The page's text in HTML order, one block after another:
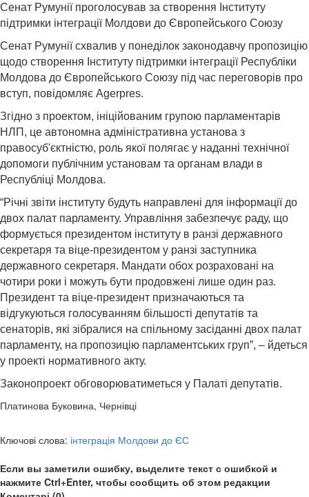
Сенат Румунії проголосував за створення Інституту
підтримки інтеграції Молдови до Європейського Союзу
Сенат Румунії схвалив у понеділок законодавчу пропозицію
щодо створення Інституту підтримки інтеграції Республіки
Молдова до Європейського Союзу під час переговорів про
вступ, повідомляє Agerpres.
Згідно з проектом, ініційованим групою парламентарів
НЛП, це автономна адміністративна установа з
правосуб'єктністю, роль якої полягає у наданні технічної
допомоги публічним установам та органам влади в
Республіці Молдова.
“Річні звіти інституту будуть направлені для інформації до
двох палат парламенту. Управління забезпечує раду, що
формується президентом інституту в ранзі державного
секретаря та віце-президентом у ранзі заступника
державного секретаря. Мандати обох розраховані на
чотири роки і можуть бути продовжені лише один раз.
Президент та віце-президент призначаються та
відгукуються голосуванням більшості депутатів та
сенаторів, які зібралися на спільному засіданні двох палат
парламенту, на пропозицію парламентських груп”, – йдеться
у проекті нормативного акту.
Законопроект обговорюватиметься у Палаті депутатів.
Платинова Буковина, Чернівці
Ключові слова: інтеграція Молдови до ЄС
Если вы заметили ошибку, выделите текст с ошибкой и
нажмите Ctrl+Enter, чтобы сообщить об этом редакции